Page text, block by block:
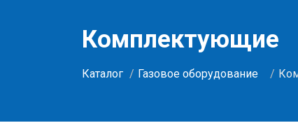
Комплектующие
Каталог Газовое оборудование